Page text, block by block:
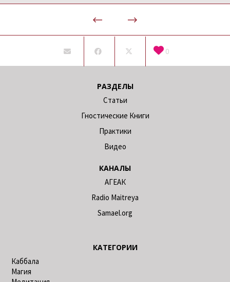
0
РАЗДЕЛЫ
Статьи
Гностические Книги
Практики
Видео
КАНАЛЫ
АГЕАК
Radio Maitreya
Samael.org
КАТЕГОРИИ
Каббала
Магия